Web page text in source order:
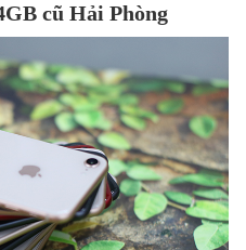
cũ Hải Phòng